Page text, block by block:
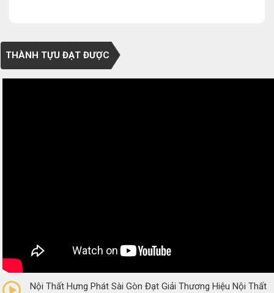
THÀNH TỰU ĐẠT ĐƯỢC
(0 Reviews)
Nội Thất Hưng Phát Sài Gòn Đạt Giải Thương Hiệu Nội Thất